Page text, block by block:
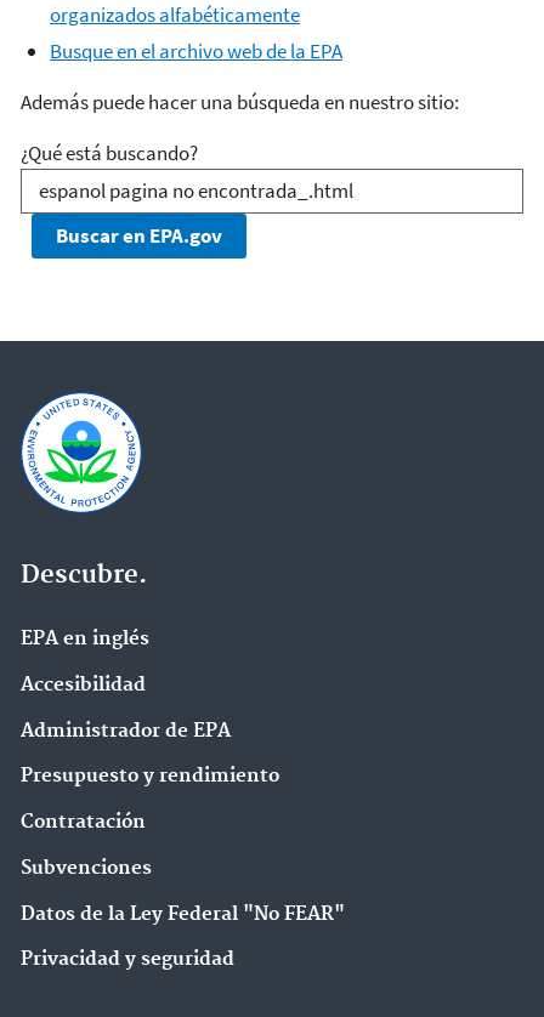
organizados alfabéticamente
Busque en el archivo web de la EPA
Además puede hacer una búsqueda en nuestro sitio:
¿Qué está buscando?
Descubre.
EPA en ingl‌és
Accesibilidad
Administrador de EPA
Presupuesto y rendimiento
Contratación
Subvenciones
Datos de la Ley Federal "No FEAR"
Privacidad y seguridad